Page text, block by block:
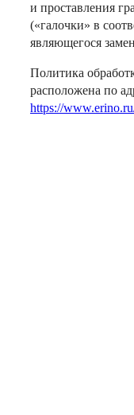
и проставления
(«галочки» в
являющегося
Политика
расположена по
https://